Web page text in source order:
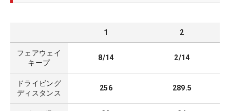
1 2
フェアウェイ
キープ
8/14 2/14
ドライビング
ディスタンス
256 289.5